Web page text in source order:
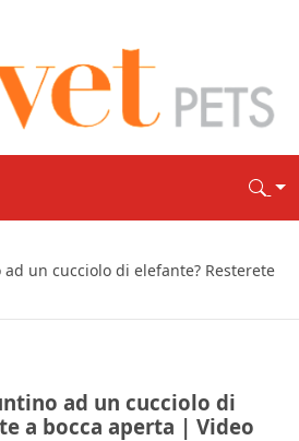
un cucciolo di elefante? Resterete
ad un cucciolo di
a bocca aperta | Video